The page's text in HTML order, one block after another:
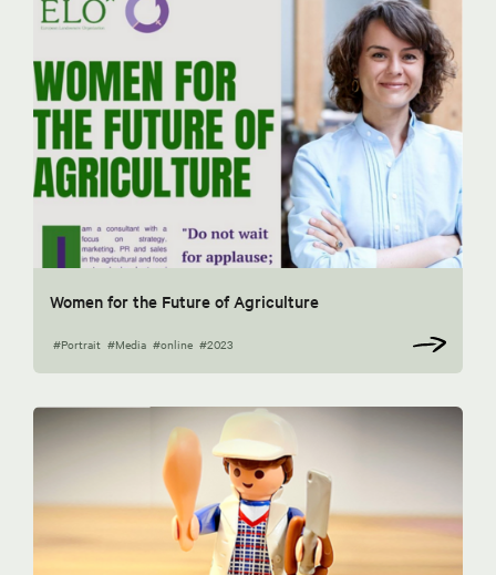
Women for the Future of Agriculture
#Portrait #Media #online #2023